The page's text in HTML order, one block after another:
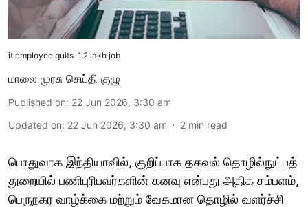
it employee quits-1.2 lakh job
மாலை முரசு செய்தி குழு
Published on: 22 Jun 2026, 3:30 am
Updated on: 22 Jun 2026, 3:30 am 2 min read
பொதுவாக இந்தியாவில், குறிப்பாக தகவல் தொழில்நுட்பத்
துறையில் பணிபுரிபவர்களின் கனவு என்பது அதிக சம்பளம்,
பெருநகர வாழ்க்கை மற்றும் வேகமான தொழில் வளர்ச்சி